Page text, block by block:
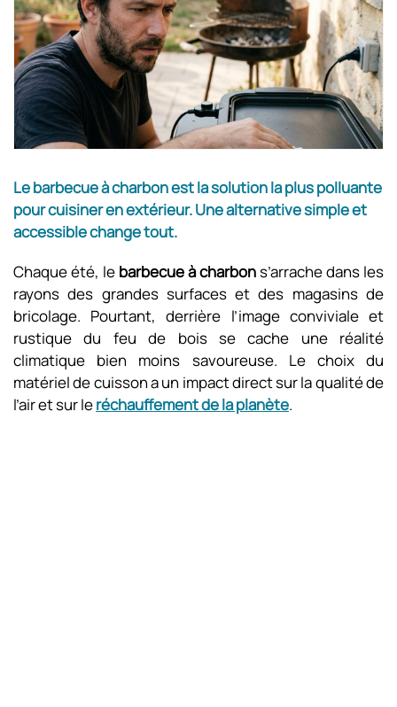
Le barbecue à charbon est la solution la plus polluante
pour cuisiner en extérieur. Une alternative simple et
accessible change tout.
Chaque été, le barbecue à charbons’arrache dans les
rayons des grandes surfaces et des magasins de
bricolage. Pourtant, derrière l’image conviviale et
rustique du feu de bois se cache une réalité
climatique bien moins savoureuse. Le choix du
matériel de cuisson a un impact direct sur la qualité de
l’air et sur leréchauffement de la planète.